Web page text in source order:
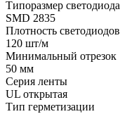
Типоразмер светодиода
SMD 2835
Плотность светодиодов
120 шт/м
Минимальный отрезок
50 мм
Серия ленты
UL открытая
Тип герметизации